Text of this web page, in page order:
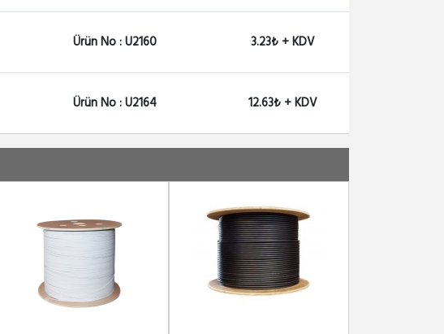
Ürün No : U2160 3.23₺ + KDV
Ürün No : U2164 12.63₺ + KDV